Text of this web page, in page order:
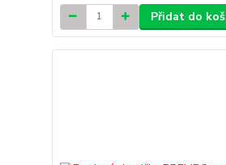
Přidat do